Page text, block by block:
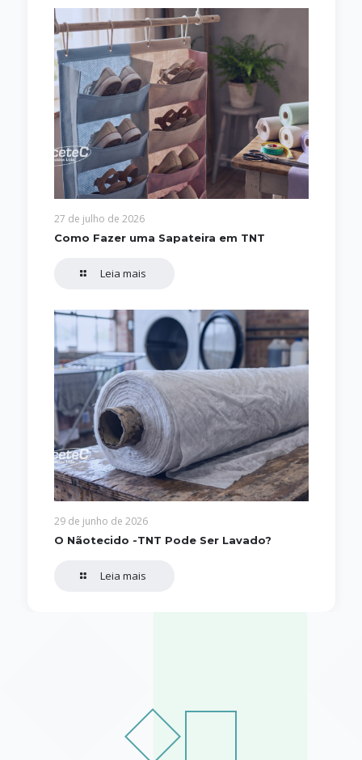
27 de julho de 2026
Como Fazer uma Sapateira em TNT
Leia mais
29 de junho de 2026
O Nãotecido -TNT Pode Ser Lavado?
Leia mais